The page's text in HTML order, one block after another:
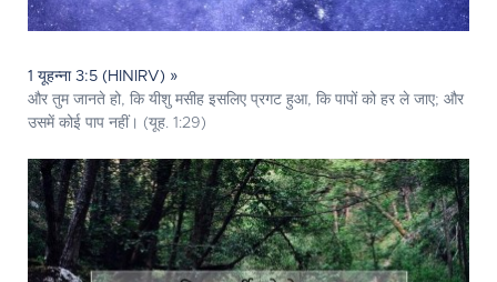
1 यूहन्ना 3:5 (HINIRV) »
और तुम जानते हो, कि यीशु मसीह इसलिए प्रगट हुआ, कि पापों को हर ले जाए; और
उसमें कोई पाप नहीं। (यूह. 1:29)